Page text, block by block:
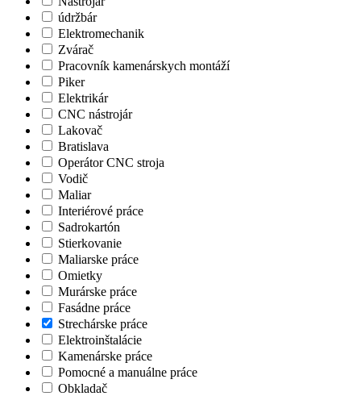
údržbár
Elektromechanik
Zvárač
Pracovník kamenárskych montáží
Piker
Elektrikár
CNC nástrojár
Lakovač
Bratislava
Operátor CNC stroja
Vodič
Maliar
Interiérové práce
Sadrokartón
Stierkovanie
Maliarske práce
Omietky
Murárske práce
Fasádne práce
Strechárske práce
Elektroinštalácie
Kamenárske práce
Pomocné a manuálne práce
Obkladač